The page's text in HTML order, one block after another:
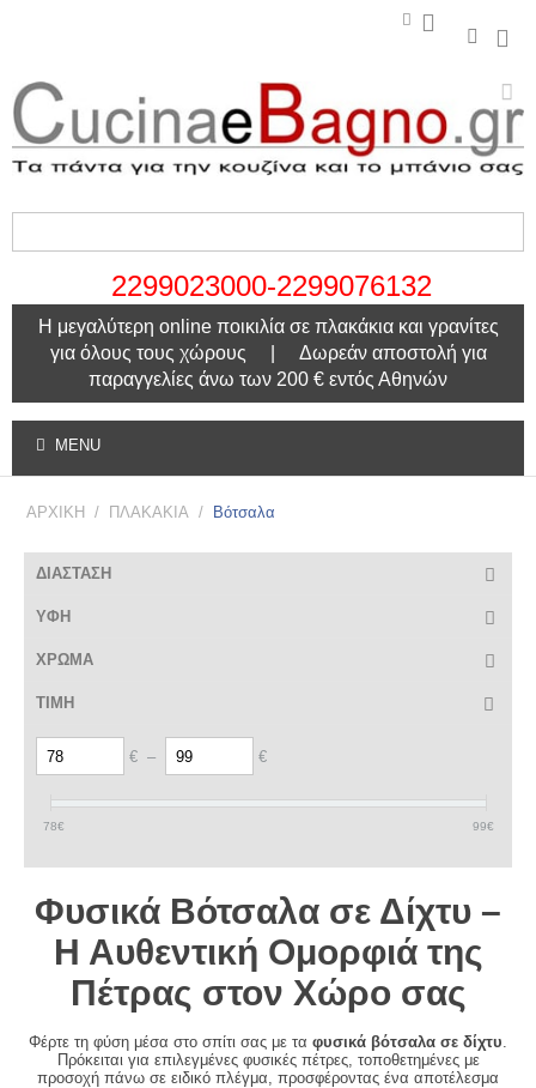
2299023000-2299076132
Η μεγαλύτερη online ποικιλία σε πλακάκια και γρανίτες
για όλους τους χώρους | Δωρεάν αποστολή για
παραγγελίες άνω των 200 € εντός Αθηνών
MENU
ΑΡΧΙΚΗ / ΠΛΑΚΑΚΙΑ / Βότσαλα
ΔΙΑΣΤΑΣΗ
ΥΦΗ
ΧΡΩΜΑ
ΤΙΜΗ
€ – €
78€ 99€
Φυσικά Βότσαλα σε Δίχτυ –
Η Αυθεντική Ομορφιά της
Πέτρας στον Χώρο σας
Φέρτε τη φύση μέσα στο σπίτι σας με τα φυσικά βότσαλα σε δίχτυ.
Πρόκειται για επιλεγμένες φυσικές πέτρες, τοποθετημένες με
προσοχή πάνω σε ειδικό πλέγμα, προσφέροντας ένα αποτέλεσμα